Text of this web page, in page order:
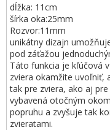
dĺžka: 11cm
šírka oka:25mm
Rozvor:11mm
unikátny dizajn
pod záťažou
Táto funkcia je kľúčová
zviera okamžite uvoľniť,
tak pre zviera, ako aj
vybavená otočným
popruhu a zvyšuje tak
zvieratami.